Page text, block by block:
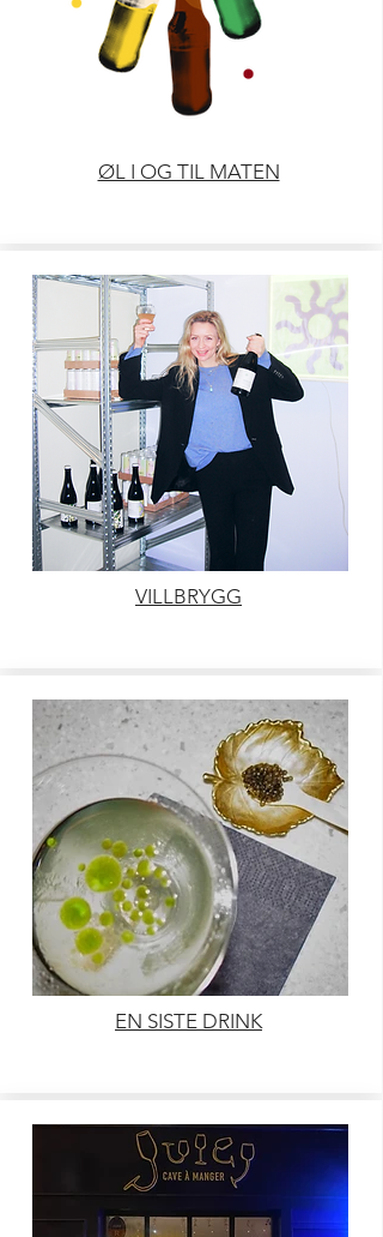
ØL I OG TIL MATEN
VILLBRYGG
EN SISTE DRINK